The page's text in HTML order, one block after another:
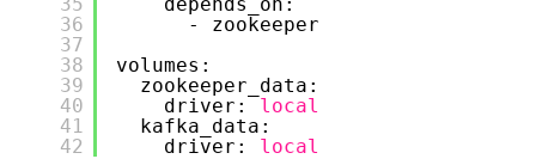
36
37
38
39
40
41
42
- zookeeper
volumes:
zookeeper_data:
driver: local
kafka_data:
driver: local